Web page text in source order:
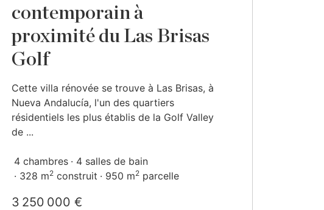
contemporain à
proximité du Las Brisas
Golf
Cette villa rénovée se trouve à Las Brisas, à
Nueva Andalucía, l'un des quartiers
résidentiels les plus établis de la Golf Valley
de ...
4 chambres
4 salles de bain
328 m2 construit 950 m2 parcelle
3 250 000 €